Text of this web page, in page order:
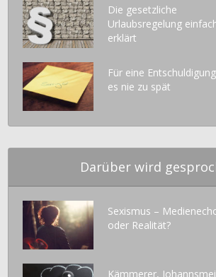
Die gesetzliche
Urlaubsregelung
erklärt
Für eine
es nie zu spät
Darüber wird
Sexismus –
oder Realität?
Kämmerer,